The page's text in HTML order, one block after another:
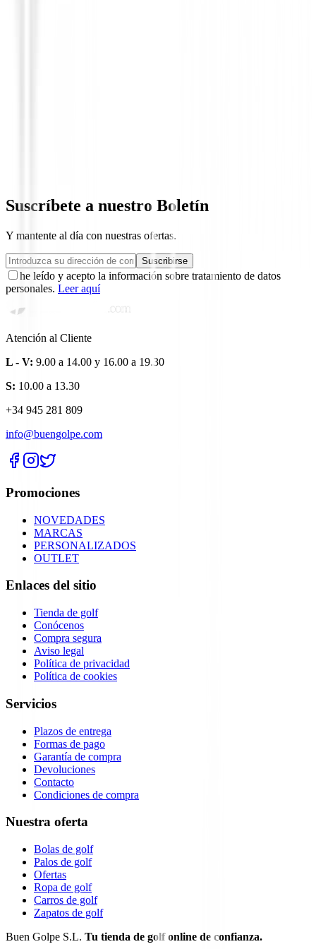
Suscríbete a nuestro Boletín
Y mantente al día con nuestras ofertas.
Suscribirse
he leído y acepto la información sobre tratamiento de datos
personales. Leer aquí
Atención al Cliente
L - V: 9.00 a 14.00 y 16.00 a 19.30
S: 10.00 a 13.30
+34 945 281 809
info@buengolpe.com
Promociones
NOVEDADES
MARCAS
PERSONALIZADOS
OUTLET
Enlaces del sitio
Tienda de golf
Conócenos
Compra segura
Aviso legal
Política de privacidad
Política de cookies
Servicios
Plazos de entrega
Formas de pago
Garantía de compra
Devoluciones
Contacto
Condiciones de compra
Nuestra oferta
Bolas de golf
Palos de golf
Ofertas
Ropa de golf
Carros de golf
Zapatos de golf
Buen Golpe S.L. Tu tienda de golf online de confianza.